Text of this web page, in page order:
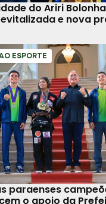
do Ariri
e nova
ESPORTE
paraenses
o apoio da